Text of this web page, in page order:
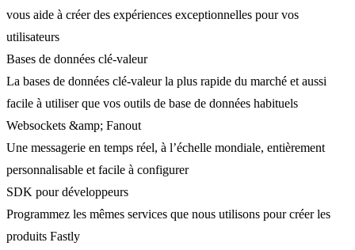
vous aide à créer des expériences exceptionnelles pour vos
utilisateurs
Bases de données clé-valeur
La bases de données clé-valeur la plus rapide du marché et aussi
facile à utiliser que vos outils de base de données habituels
Websockets &amp; Fanout
Une messagerie en temps réel, à l’échelle mondiale, entièrement
personnalisable et facile à configurer
SDK pour développeurs
Programmez les mêmes services que nous utilisons pour créer les
produits Fastly